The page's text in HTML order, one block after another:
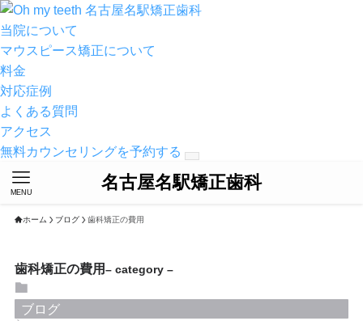
名古屋名駅矯正歯科
当院について
マウスピース矯正について
料金
対応症例
よくある質問
アクセス
無料カウンセリングを予約する
名古屋名駅矯正歯科
MENU
ホーム ブログ 歯科矯正の費用
歯科矯正の費用– category –
ブログ